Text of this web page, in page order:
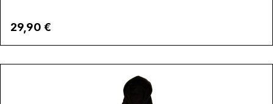
Regulärer Preis:
29,90 €